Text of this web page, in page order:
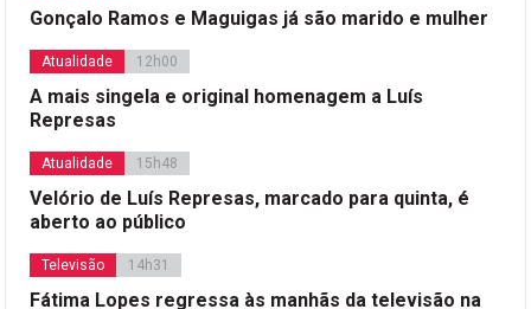
Gonçalo Ramos e Maguigas já são marido e mulher
Atualidade 12h00
A mais singela e original homenagem a Luís
Represas
Atualidade 15h48
Velório de Luís Represas, marcado para quinta, é
aberto ao público
Televisão 14h31
Fátima Lopes regressa às manhãs da televisão na